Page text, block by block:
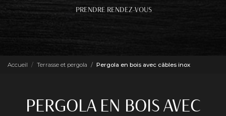
PRENDRE RENDEZ-VOUS
Accueil Terrasse et pergola Pergola en bois avec câbles inox
PERGOLA EN BOIS AVEC